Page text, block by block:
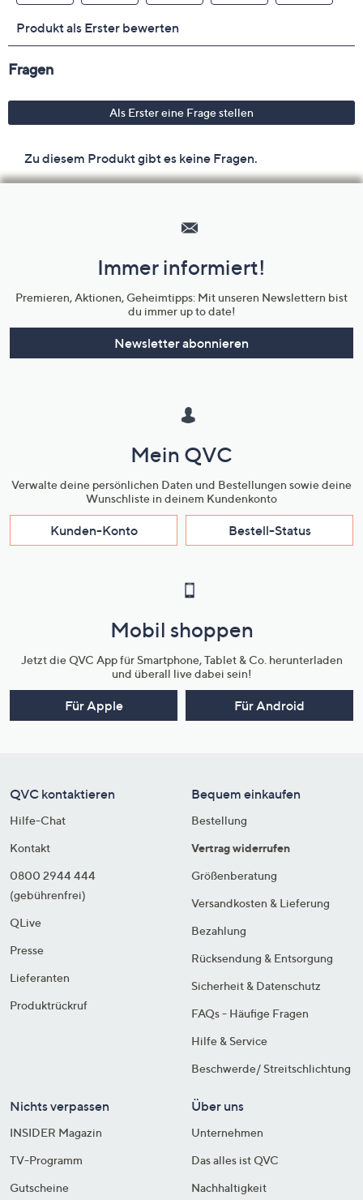
Unternehmensinformationen
Immer informiert!
Premieren, Aktionen, Geheimtipps: Mit unseren Newslettern bist
du immer up to date!
Newsletter abonnieren
Mein QVC
Verwalte deine persönlichen Daten und Bestellungen sowie deine
Wunschliste in deinem Kundenkonto
Kunden-Konto Bestell-Status
Mobil shoppen
Jetzt die QVC App für Smartphone, Tablet & Co. herunterladen
und überall live dabei sein!
Für Apple Für Android
QVC kontaktieren
Hilfe-Chat
Kontakt
0800 2944 444
(gebührenfrei)
QLive
Presse
Lieferanten
Produktrückruf
Bequem einkaufen
Bestellung
Vertrag widerrufen
Größenberatung
Versandkosten & Lieferung
Bezahlung
Rücksendung & Entsorgung
Sicherheit & Datenschutz
FAQs - Häufige Fragen
Hilfe & Service
Beschwerde/ Streitschlichtung
Nichts verpassen
INSIDER Magazin
TV-Programm
Gutscheine
Über uns
Unternehmen
Das alles ist QVC
Nachhaltigkeit